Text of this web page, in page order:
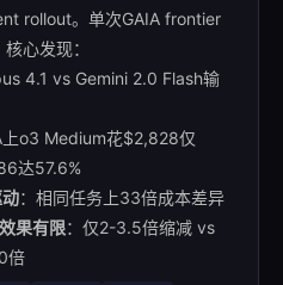
rollout。单次GAIA frontier
心发现：
4.1 vs Gemini 2.0 Flash输
上o3 Medium花$2,828仅
达57.6%
：相同任务上33倍成本差异
果有限：仅2-3.5倍缩减 vs
倍